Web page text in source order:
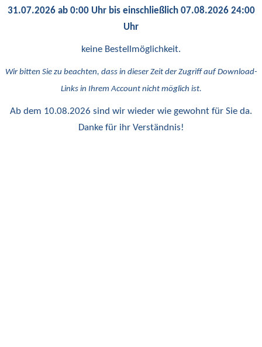
31.07.2026 ab 0:00 Uhr bis einschließlich 07.08.2026 24:00
Uhr
keine Bestellmöglichkeit.
Wir bitten Sie zu beachten, dass in dieser Zeit der Zugriff auf Download-
Links in Ihrem Account nicht möglich ist.
Ab dem 10.08.2026 sind wir wieder wie gewohnt für Sie da.
Danke für ihr Verständnis!